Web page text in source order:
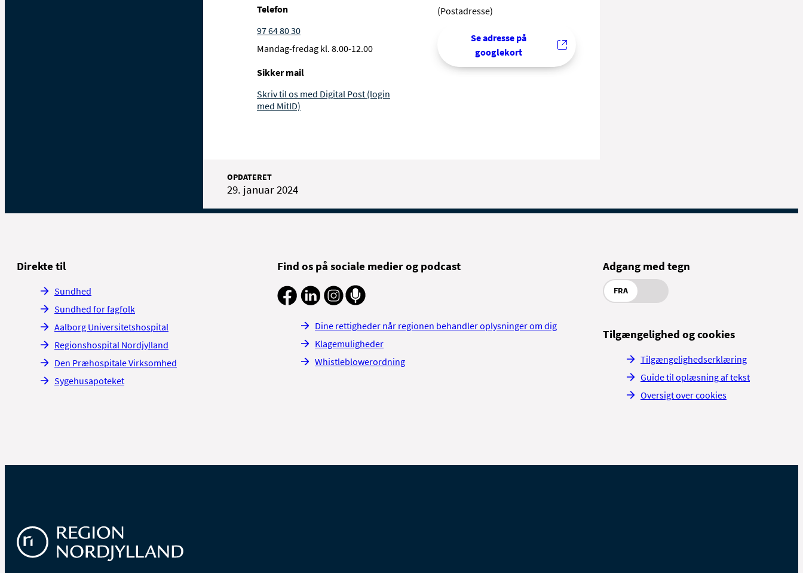
Telefon
97 64 80 30
Mandag-fredag kl. 8.00-12.00
Sikker mail
Skriv til os med Digital Post (login
med MitID)
(Postadresse)
Se adresse på
googlekort
OPDATERET
29. januar 2024
Direkte til
Sundhed
Sundhed for fagfolk
Aalborg Universitetshospital
Regionshospital Nordjylland
Den Præhospitale Virksomhed
Sygehusapoteket
Find os på sociale medier og podcast
Dine rettigheder når regionen behandler oplysninger om dig
Klagemuligheder
Whistleblowerordning
Adgang med tegn
FRA
Tilgængelighed og cookies
Tilgængelighedserklæring
Guide til oplæsning af tekst
Oversigt over cookies